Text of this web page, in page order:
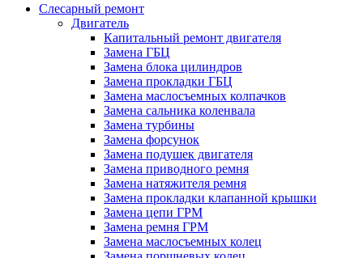
Слесарный ремонт
Двигатель
Капитальный ремонт двигателя
Замена ГБЦ
Замена блока цилиндров
Замена прокладки ГБЦ
Замена маслосъемных колпачков
Замена сальника коленвала
Замена турбины
Замена форсунок
Замена подушек двигателя
Замена приводного ремня
Замена натяжителя ремня
Замена прокладки клапанной крышки
Замена цепи ГРМ
Замена ремня ГРМ
Замена маслосъемных колец